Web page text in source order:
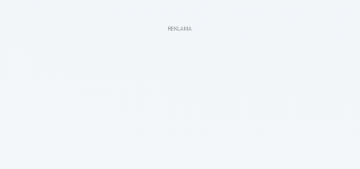
REKLAMA